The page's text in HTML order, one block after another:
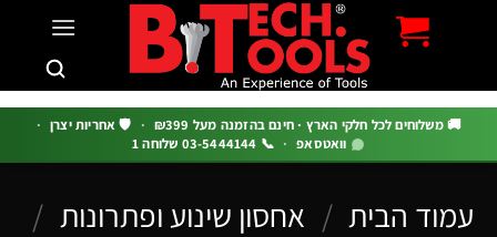
משלוחים לכל חלקי הארץ · חינם בהזמנה מעל ₪399 · 🛡️ אחריות יצרן ·
וואטסאפ · 📞 03-5444144 שלוחה 1
הבית / אחסון שינוע ופתרונות /